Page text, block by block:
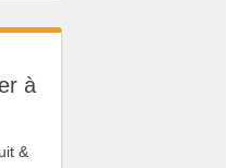
à
&